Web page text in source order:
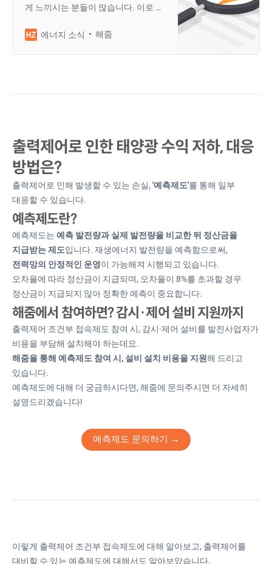
게 느끼시는 분들이 많습니다. 이로 인
는 발전사업자분들도 많은데요. 출력
에너지 소식 해줌
출력제어로 인한 태양광 수익 저하, 대응
방법은?
출력제어로 인해 발생할 수 있는 손실, '예측제도'를 통해 일부
대응할 수 있습니다.
예측제도란?
예측제도는 예측 발전량과 실제 발전량을 비교한 뒤 정산금을
지급받는 제도입니다. 재생에너지 발전량을 예측함으로써,
전력망의 안정적인 운영이 가능해져 시행되고 있습니다.​
오차율에 따라 정산금이 지급되며, 오차율이 8%를 초과할 경우
정산금이 지급되지 않아 정확한 예측이 중요합니다.
해줌에서 참여하면? 감시·제어 설비 지원까지
출력제어 조건부 접속제도 참여 시, 감시·제어 설비를 발전사업자가
비용을 부담해 설치해야 하는데요.
해줌을 통해 예측제도 참여 시, 설비 설치 비용을 지원해 드리고
있습니다.
예측제도에 대해 더 궁금하시다면, 해줌에 문의주시면 더 자세히
설명드리겠습니다!
예측제도 문의하기 →
이렇게 출력제어 조건부 접속제도에 대해 알아보고, 출력제어를
대비할 수 있는 예측제도에 대해서도 알아보았습니다.